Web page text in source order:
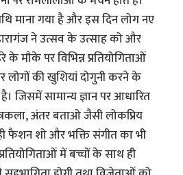
माना गया है और इस दिन लोग नए
ने उत्सव के उत्साह को और
मौके पर विभिन्न प्रतियोगिताओं
लोगों की खुशियां दोगुनी करने के
जिसमें सामान्य ज्ञान पर आधारित
अंतर बताओ जैसी लोकप्रिय
फैशन शो और भक्ति संगीत का भी
में बच्चों के साथ ही